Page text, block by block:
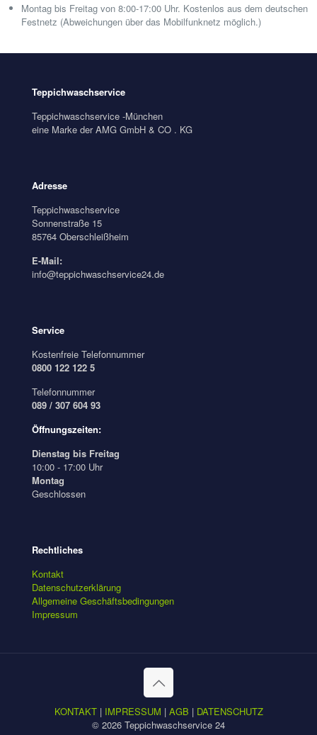
Montag bis Freitag von 8:00-17:00 Uhr. Kostenlos aus dem deutschen
Festnetz (Abweichungen über das Mobilfunknetz möglich.)
Teppichwaschservice
Teppichwaschservice -München
eine Marke der AMG GmbH & CO . KG
Adresse
Teppichwaschservice
Sonnenstraße 15
85764 Oberschleißheim
E-Mail:
info@teppichwaschservice24.de
Service
Kostenfreie Telefonnummer
0800 122 122 5
Telefonnummer
089 / 307 604 93
Öffnungszeiten:
Dienstag bis Freitag
10:00 - 17:00 Uhr
Montag
Geschlossen
Rechtliches
Kontakt
Datenschutzerklärung
Allgemeine Geschäftsbedingungen
Impressum
KONTAKT| IMPRESSUM | AGB | DATENSCHUTZ
© 2026 Teppichwaschservice 24